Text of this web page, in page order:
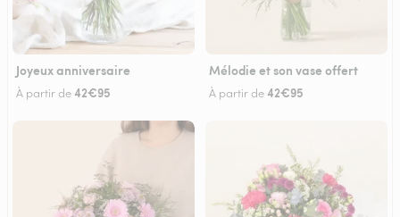
Joyeux anniversaire
À partir de42€95
Mélodie et son vase offert
À partir de42€95